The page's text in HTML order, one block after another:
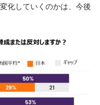
化していくのかは、今後